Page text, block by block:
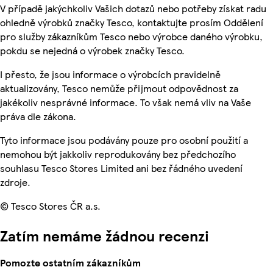
V případě jakýchkoliv Vašich dotazů nebo potřeby získat radu
ohledně výrobků značky Tesco, kontaktujte prosím Oddělení
pro služby zákazníkům Tesco nebo výrobce daného výrobku,
pokdu se nejedná o výrobek značky Tesco.
I přesto, že jsou informace o výrobcích pravidelně
aktualizovány, Tesco nemůže přijmout odpovědnost za
jakékoliv nesprávné informace. To však nemá vliv na Vaše
práva dle zákona.
Tyto informace jsou podávány pouze pro osobní použití a
nemohou být jakkoliv reprodukovány bez předchozího
souhlasu Tesco Stores Limited ani bez řádného uvedení
zdroje.
© Tesco Stores ČR a.s.
Zatím nemáme žádnou recenzi
Pomozte ostatním zákazníkům